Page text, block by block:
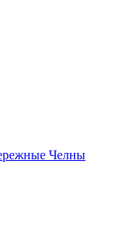
Челны